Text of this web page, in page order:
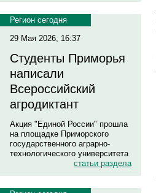
Регион сегодня
29 Мая 2026, 16:37
Студенты Приморья
написали
Всероссийский
агродиктант
Акция "Единой России" прошла
на площадке Приморского
государственного аграрно-
технологического университета
статьи раздела